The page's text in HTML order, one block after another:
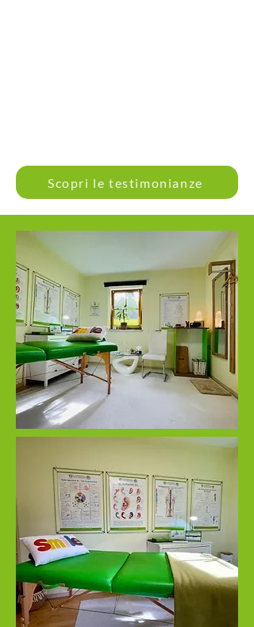
Scopri le testimonianze